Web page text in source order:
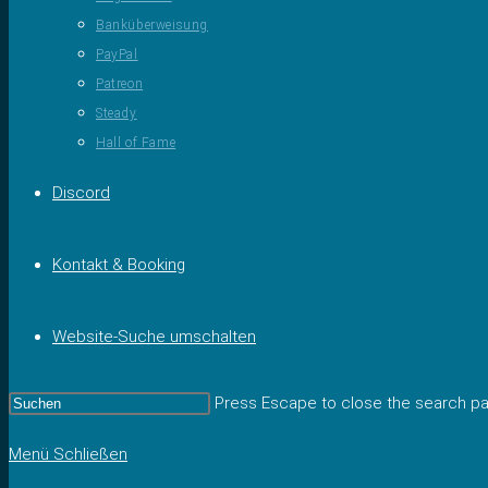
Banküberweisung
PayPal
Patreon
Steady
Hall of Fame
Discord
Kontakt & Booking
Website-Suche umschalten
Press Escape to close the search
Menü Schließen